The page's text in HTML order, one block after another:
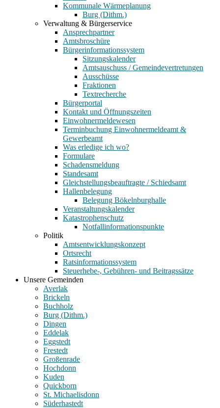
Kommunale Wärmeplanung
Burg (Dithm.)
Verwaltung & Bürgerservice
Ansprechpartner
Amtsbroschüre
Bürgerinformationssystem
Sitzungskalender
Amtsauschuss / Gemeindevertretungen
Ausschüsse
Fraktionen
Textrecherche
Bürgerportal
Kontakt und Öffnungszeiten
Einwohnermeldewesen
Terminbuchung Einwohnermeldeamt &
Gewerbeamt
Was erledige ich wo?
Formulare
Schadensmeldung
Standesamt
Gleichstellungsbeauftragte / Schiedsamt
Hallenbelegung
Belegung Bökelnburghalle
Veranstaltungskalender
Katastrophenschutz
Notfallinformationspunkte
Politik
Amtsentwicklungskonzept
Ortsrecht
Ratsinformationssystem
Steuerhebe-, Gebühren- und Beitragssätze
Unsere Gemeinden
Averlak
Brickeln
Buchholz
Burg (Dithm.)
Dingen
Eddelak
Eggstedt
Frestedt
Großenrade
Hochdonn
Kuden
Quickborn
St. Michaelisdonn
Süderhastedt